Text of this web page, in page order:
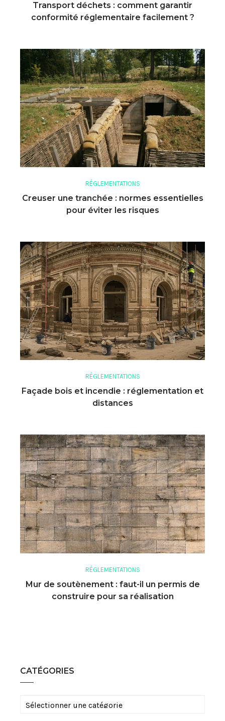
Transport déchets : comment garantir
conformité réglementaire facilement ?
RÉGLEMENTATIONS
Creuser une tranchée : normes essentielles
pour éviter les risques
RÉGLEMENTATIONS
Façade bois et incendie : réglementation et
distances
RÉGLEMENTATIONS
Mur de soutènement : faut-il un permis de
construire pour sa réalisation
CATÉGORIES
Catégories